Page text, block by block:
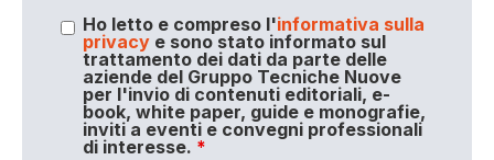
Ho letto e compreso l'informativa sulla
privacye sono stato informato sul
trattamento dei dati da parte delle
aziende del Gruppo Tecniche Nuove
per l'invio di contenuti editoriali, e-
book, white paper, guide e monografie,
inviti a eventi e convegni professionali
di interesse. *